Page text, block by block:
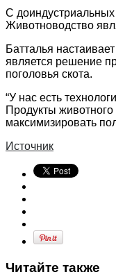
С
Животноводство
Батталья
является решение
поголовья скота.
“У нас есть
Продукты
максимизировать
Источник
Читайте также